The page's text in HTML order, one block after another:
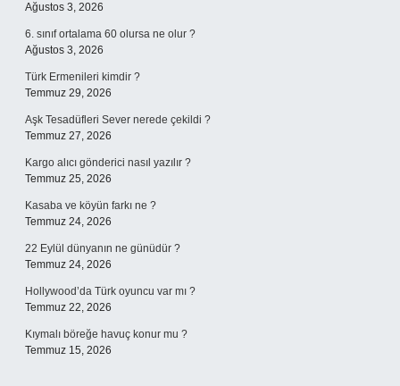
Ağustos 3, 2026
6. sınıf ortalama 60 olursa ne olur ?
Ağustos 3, 2026
Türk Ermenileri kimdir ?
Temmuz 29, 2026
Aşk Tesadüfleri Sever nerede çekildi ?
Temmuz 27, 2026
Kargo alıcı gönderici nasıl yazılır ?
Temmuz 25, 2026
Kasaba ve köyün farkı ne ?
Temmuz 24, 2026
22 Eylül dünyanın ne günüdür ?
Temmuz 24, 2026
Hollywood’da Türk oyuncu var mı ?
Temmuz 22, 2026
Kıymalı böreğe havuç konur mu ?
Temmuz 15, 2026